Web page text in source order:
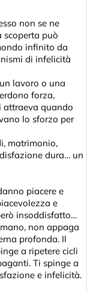
non se ne
scoperta può
infinito da
di infelicità
lavoro o una
forza,
attraeva quando
lo sforzo per
matrimonio,
dura… un
piacere e
e
insoddisfatto…
non appaga
profonda. Il
a ripetere cicli
Ti spinge a
e infelicità.